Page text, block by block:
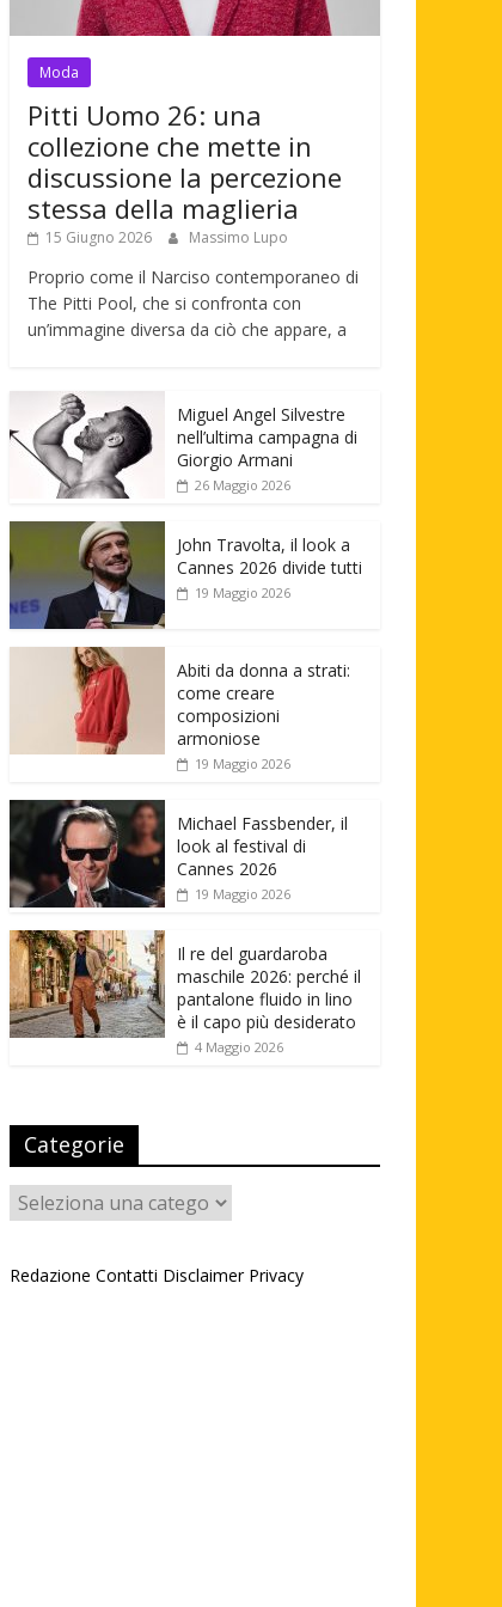
Moda
Pitti Uomo 26: una
collezione che mette in
discussione la percezione
stessa della maglieria
15 Giugno 2026 Massimo Lupo
Proprio come il Narciso contemporaneo di
The Pitti Pool, che si confronta con
un’immagine diversa da ciò che appare, a
Miguel Angel Silvestre
nell’ultima campagna di
Giorgio Armani
26 Maggio 2026
John Travolta, il look a
Cannes 2026 divide tutti
19 Maggio 2026
Abiti da donna a strati:
come creare
composizioni
armoniose
19 Maggio 2026
Michael Fassbender, il
look al festival di
Cannes 2026
19 Maggio 2026
Il re del guardaroba
maschile 2026: perché il
pantalone fluido in lino
è il capo più desiderato
4 Maggio 2026
Categorie
Categorie
Redazione Contatti Disclaimer Privacy